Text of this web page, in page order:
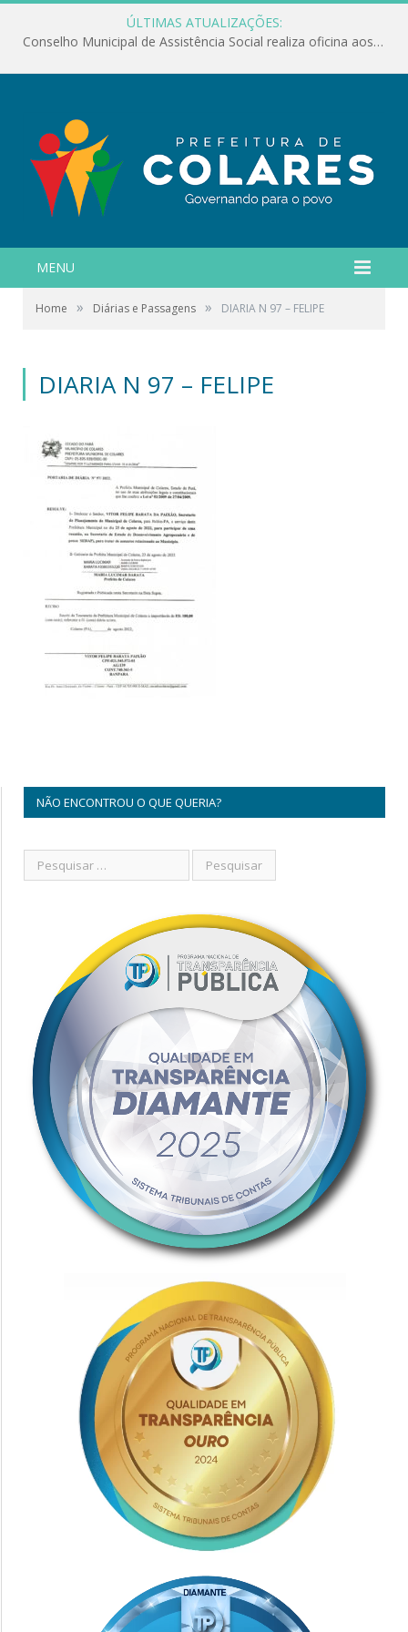
ÚLTIMAS ATUALIZAÇÕES:
Conselho Municipal de Assistência Social realiza oficina aos servidores
MENU
Home » Diárias e Passagens » DIARIA N 97 – FELIPE
DIARIA N 97 – FELIPE
NÃO ENCONTROU O QUE QUERIA?